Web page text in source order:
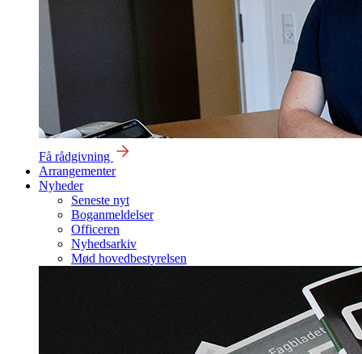
Få rådgivning
Arrangementer
Nyheder
Seneste nyt
Boganmeldelser
Officeren
Nyhedsarkiv
Mød hovedbestyrelsen